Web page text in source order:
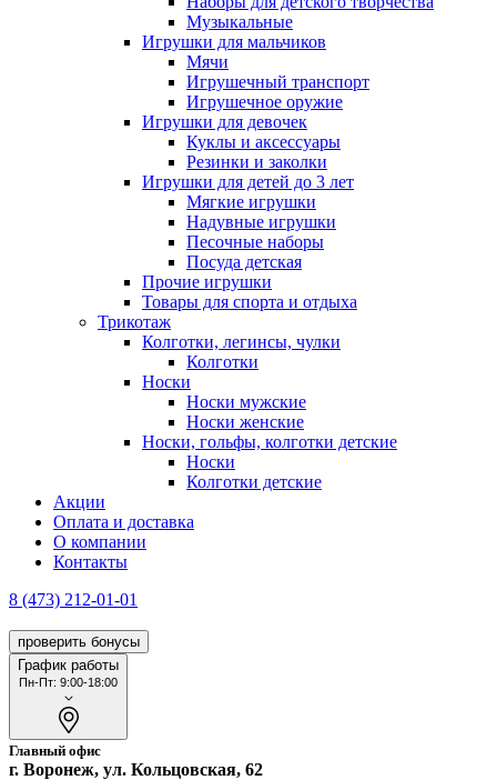
Музыкальные
Игрушки для мальчиков
Мячи
Игрушечный транспорт
Игрушечное оружие
Игрушки для девочек
Куклы и аксессуары
Резинки и заколки
Игрушки для детей до 3 лет
Мягкие игрушки
Надувные игрушки
Песочные наборы
Посуда детская
Прочие игрушки
Товары для спорта и отдыха
Трикотаж
Колготки, легинсы, чулки
Колготки
Носки
Носки мужские
Носки женские
Носки, гольфы, колготки детские
Носки
Колготки детские
Акции
Оплата и доставка
О компании
Контакты
8 (473) 212-01-01
проверить бонусы
График работы
Пн-Пт: 9:00-18:00
Главный офис
г. Воронеж, ул. Кольцовская, 62